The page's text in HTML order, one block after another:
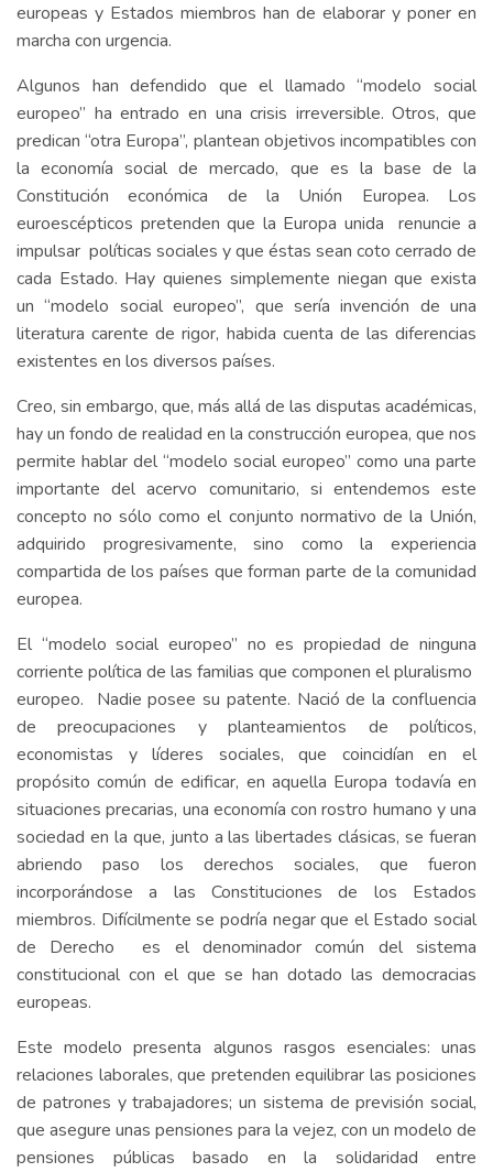
europeas y Estados miembros han de elaborar y poner en
marcha con urgencia.
Algunos han defendido que el llamado “modelo social
europeo” ha entrado en una crisis irreversible. Otros, que
predican “otra Europa”, plantean objetivos incompatibles con
la economía social de mercado, que es la base de la
Constitución económica de la Unión Europea. Los
euroescépticos pretenden que la Europa unida renuncie a
impulsar políticas sociales y que éstas sean coto cerrado de
cada Estado. Hay quienes simplemente niegan que exista
un “modelo social europeo”, que sería invención de una
literatura carente de rigor, habida cuenta de las diferencias
existentes en los diversos países.
Creo, sin embargo, que, más allá de las disputas académicas,
hay un fondo de realidad en la construcción europea, que nos
permite hablar del “modelo social europeo” como una parte
importante del acervo comunitario, si entendemos este
concepto no sólo como el conjunto normativo de la Unión,
adquirido progresivamente, sino como la experiencia
compartida de los países que forman parte de la comunidad
europea.
El “modelo social europeo” no es propiedad de ninguna
corriente política de las familias que componen el pluralismo
europeo. Nadie posee su patente. Nació de la confluencia
de preocupaciones y planteamientos de políticos,
economistas y líderes sociales, que coincidían en el
propósito común de edificar, en aquella Europa todavía en
situaciones precarias, una economía con rostro humano y una
sociedad en la que, junto a las libertades clásicas, se fueran
abriendo paso los derechos sociales, que fueron
incorporándose a las Constituciones de los Estados
miembros. Difícilmente se podría negar que el Estado social
de Derecho es el denominador común del sistema
constitucional con el que se han dotado las democracias
europeas.
Este modelo presenta algunos rasgos esenciales: unas
relaciones laborales, que pretenden equilibrar las posiciones
de patrones y trabajadores; un sistema de previsión social,
que asegure unas pensiones para la vejez, con un modelo de
pensiones públicas basado en la solidaridad entre